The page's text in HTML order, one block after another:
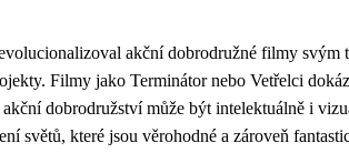
akční dobrodružné filmy svým
Filmy jako Terminátor nebo Vetřelci
akční dobrodružství může být intelektuálně i
světů, které jsou věrohodné a zároveň